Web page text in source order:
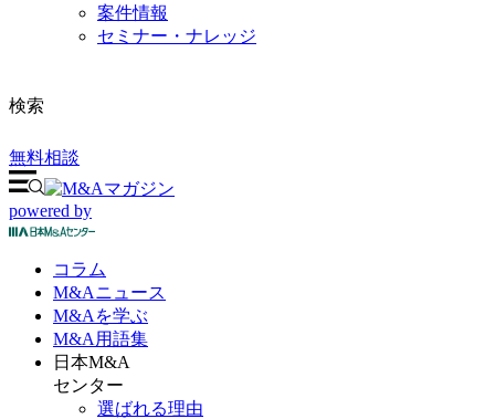
案件情報
セミナー・ナレッジ
検索
無料相談
powered by
コラム
M&Aニュース
M&Aを学ぶ
M&A 用語集
日本M&A
センター
選ばれる理由